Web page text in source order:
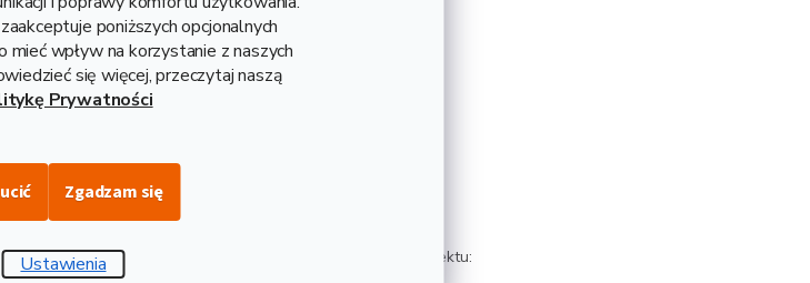
poniższych opcjonalnych
wpływ na korzystanie z naszych
się więcej, przeczytaj naszą
Prywatności
Ustawienia
Zgadzam się
zastosowań, przystępne cenowo
na korozję, idealne do zastosowań zewnętrznych bez potrzeby
bez potrzeby dodatkowego malowania
sposobów – w zależności od warunków i wymagań projektu: